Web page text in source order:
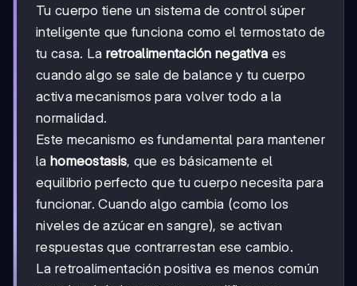
Tu cuerpo tiene un sistema de control súper
inteligente que funciona como el termostato de
tu casa. La retroalimentación negativa es
cuando algo se sale de balance y tu cuerpo
activa mecanismos para volver todo a la
normalidad.
Este mecanismo es fundamental para mantener
la homeostasis, que es básicamente el
equilibrio perfecto que tu cuerpo necesita para
funcionar. Cuando algo cambia (como los
niveles de azúcar en sangre), se activan
respuestas que contrarrestan ese cambio.
La retroalimentación positiva es menos común